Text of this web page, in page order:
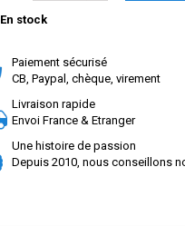
En stock
Paiement sécurisé
CB, Paypal, chèque, virement
Livraison rapide
Envoi France & Etranger
Une histoire de passion
Depuis 2010, nous conseillons